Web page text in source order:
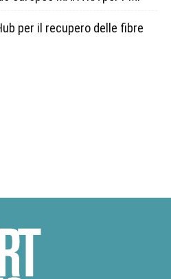
per il recupero delle fibre